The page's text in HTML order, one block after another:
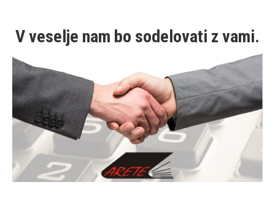
V veselje nam bo sodelovati z vami.